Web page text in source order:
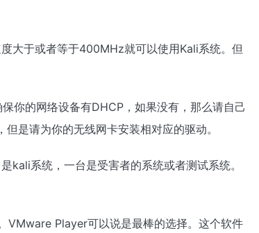
大于或者等于400MHz就可以使用Kali系统。但
你的网络设备有DHCP，如果没有，那么请自己
是请为你的无线网卡安装相对应的驱动。
kali系统，一台是受害者的系统或者测试系统。
VMware Player可以说是最棒的选择。这个软件